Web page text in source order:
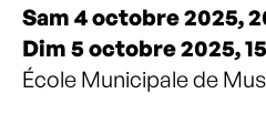
Sam 4 octobre 2025,
Dim 5 octobre 2025,
École Municipale de